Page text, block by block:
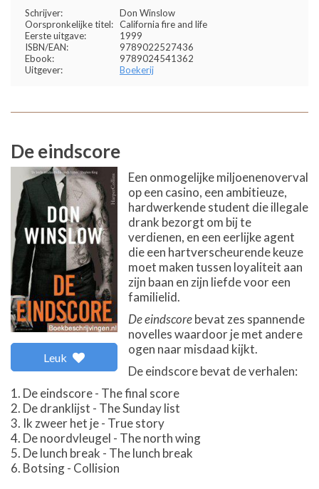
Schrijver:
Don Winslow
Oorspronkelijke titel: California fire and life
Eerste uitgave:
1999
ISBN/EAN:
9789022527436
Ebook:
9789024541362
Uitgever:
Boekerij
De eindscore
Leuk
Een onmogelijke miljoenenoverval
op een casino, een ambitieuze,
hardwerkende student die illegale
drank bezorgt om bij te
verdienen, en een eerlijke agent
die een hartverscheurende keuze
moet maken tussen loyaliteit aan
zijn baan en zijn liefde voor een
familielid.
De eindscorebevat zes spannende
novelles waardoor je met andere
ogen naar misdaad kijkt.
De eindscore bevat de verhalen:
De eindscore - The final score
De dranklijst - The Sunday list
Ik zweer het je - True story
De noordvleugel - The north wing
De lunch break - The lunch break
Botsing - Collision